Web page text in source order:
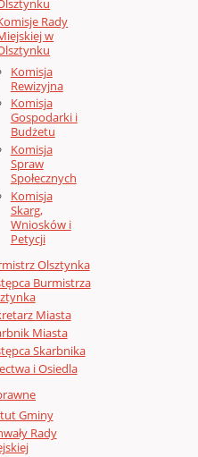
Rady
w
Komisja
Rewizyjna
Komisja
Gospodarki i
Budżetu
Komisja
Spraw
Społecznych
Komisja
Skarg,
Wniosków i
Petycji
Olsztynka
Burmistrza
Miasta
Miasta
Skarbnika
i Osiedla
Gminy
Rady